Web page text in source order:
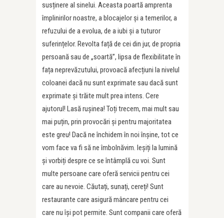
susținere al sinelui. Aceasta poartă amprenta
împlinirilor noastre, a blocajelor și a temerilor, a
refuzului de a evolua, de a iubi și a tuturor
suferințelor. Revolta față de cei din jur, de propria
persoană sau de „soartă”, lipsa de flexibilitate în
fața neprevăzutului, provoacă afecțiuni la nivelul
coloanei dacă nu sunt exprimate sau dacă sunt
exprimate și trăite mult prea intens. Cere
ajutorul! Lasă rușinea! Toți trecem, mai mult sau
mai puțin, prin provocări și pentru majoritatea
este greu! Dacă ne închidem în noi înșine, tot ce
vom face va fi să ne îmbolnăvim. Ieșiți la lumină
și vorbiți despre ce se întâmplă cu voi. Sunt
multe persoane care oferă servicii pentru cei
care au nevoie. Căutați, sunați, cereți! Sunt
restaurante care asigură mâncare pentru cei
care nu își pot permite. Sunt companii care oferă